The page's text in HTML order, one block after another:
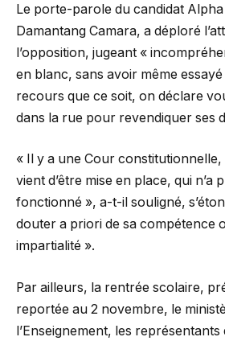
Le porte-parole du candidat
Damantang Camara, a déploré
l’opposition, jugeant «
en blanc, sans avoir même
recours que ce soit, on déclare
dans la rue pour revendiquer ses
« Il y a une Cour
vient d’être mise en place, qui n’a
fonctionné », a-t-il souligné,
douter a priori de sa compétence
impartialité ».
Par ailleurs, la rentrée scolaire,
reportée au 2 novembre, le
l’Enseignement, les représentants